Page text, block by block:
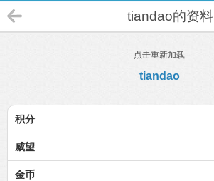
tiandao的资料
点击重新加载
tiandao
积分
威望
金币